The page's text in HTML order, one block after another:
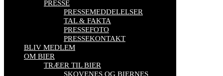
PRESSE
PRESSEMEDDELELSER
TAL & FAKTA
PRESSEFOTO
PRESSEKONTAKT
BLIV MEDLEM
OM BIER
TRÆER TIL BIER
SKOVENES OG BIERNES